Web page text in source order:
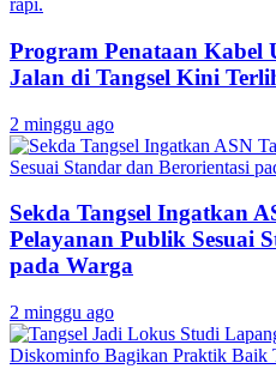
Program Penataan Kabel
Jalan di Tangsel Kini
2 minggu ago
Sekda Tangsel Ingatkan
Pelayanan Publik Sesuai
pada Warga
2 minggu ago